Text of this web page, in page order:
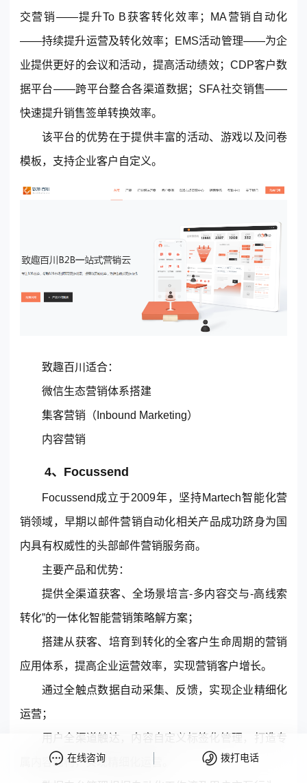
交营销——提升To B获客转化效率；MA营销自动化
——持续提升运营及转化效率；EMS活动管理——为企
业提供更好的会议和活动，提高活动绩效；CDP客户数
据平台——跨平台整合各渠道数据；SFA社交销售——
快速提升销售签单转换效率。
该平台的优势在于提供丰富的活动、游戏以及问卷
模板，支持企业客户自定义。
致趣百川适合：
微信生态营销体系搭建
集客营销（Inbound Marketing）
内容营销
4、Focussend
Focussend成立于2009年，坚持Martech智能化营
销领域，早期以邮件营销自动化相关产品成功跻身为国
内具有权威性的头部邮件营销服务商。
主要产品和优势：
提供全渠道获客、全场景培言-多内容交与-高线索
转化”的一体化智能营销策略解方案；
搭建从获客、培育到转化的全客户生命周期的营销
应用体系，提高企业运营效率，实现营销客户增长。
通过全触点数据自动采集、反馈，实现企业精细化
运营；
用户全渠道触达，内容自定义标签化管理，打造专
属内容结构，实现精细化运营。
在线咨询 拨打电话